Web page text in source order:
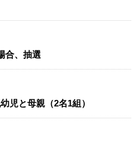
合、抽選
児と母親（2名1組）